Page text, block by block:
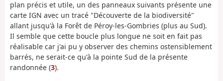
plan précis et utile, un des panneaux suivants présente une
carte IGN avec un tracé "Découverte de la biodiversité"
allant jusqu'à la Forêt de Péroy-les-Gombries (plus au Sud).
Il semble que cette boucle plus longue ne soit en fait pas
réalisable car j'ai pu y observer des chemins ostensiblement
barrés, ne serait-ce qu'à la pointe Sud de la présente
randonnée (3).